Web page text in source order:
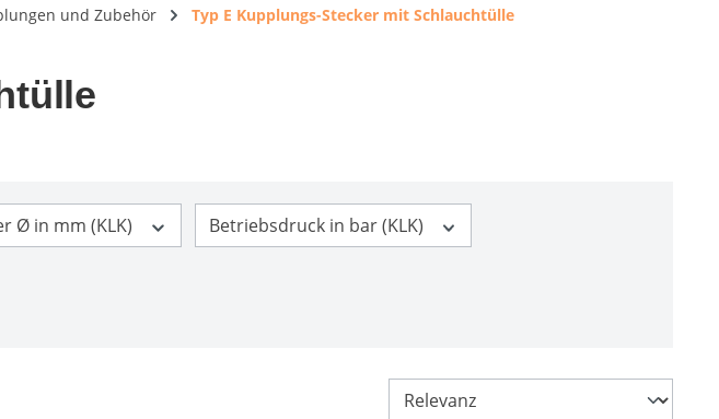
und Zubehör Typ E Kupplungs-Stecker mit Schlauchtülle
Ø in mm (KLK) Betriebsdruck in bar (KLK)